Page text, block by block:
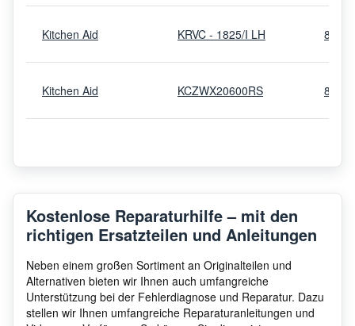
Kitchen Aid KRVC - 1825/I LH
Kitchen Aid KCZWX20600RS
Kitchen Aid KRVC 1810/I-LH
Kitchen Aid KRVC 1810/I
Kostenlose Reparaturhilfe – mit den
richtigen Ersatzteilen und Anleitungen
Neben einem großen Sortiment an Originalteilen und
Alternativen bieten wir Ihnen auch umfangreiche
Unterstützung bei der Fehlerdiagnose und Reparatur. Dazu
stellen wir Ihnen umfangreiche Reparaturanleitungen und